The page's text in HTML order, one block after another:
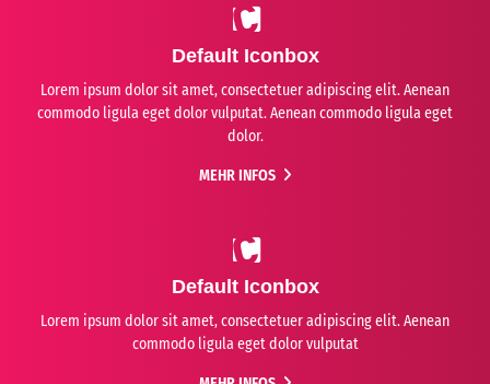
Default Iconbox
Lorem ipsum dolor sit amet, consectetuer adipiscing elit. Aenean
commodo ligula eget dolor vulputat. Aenean commodo ligula eget
dolor.
MEHR INFOS
Default Iconbox
Lorem ipsum dolor sit amet, consectetuer adipiscing elit. Aenean
commodo ligula eget dolor vulputat